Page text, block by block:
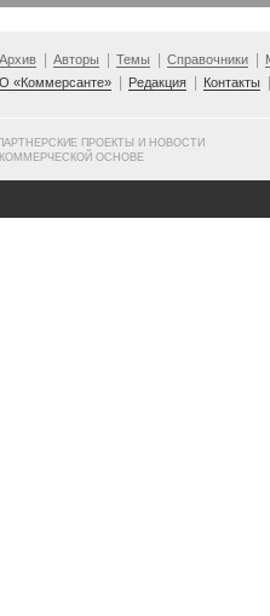
Архив Авторы Темы Справочники
О «Коммерсанте»
Редакция Контакты
ПРОЕКТЫ И НОВОСТИ
ОСНОВЕ